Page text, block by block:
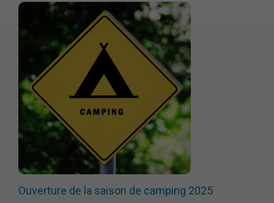
Ouverture de la saison de camping 2025